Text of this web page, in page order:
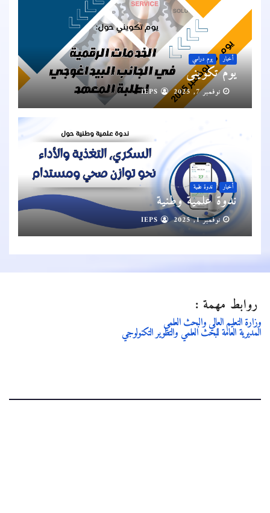
أخبار يوم دراسي
يوم تكويني
نوفمبر 7, 2025
أخبار ندوة علمية
ندوة علمية وطنية
نوفمبر 1, 2025
روابط مهمة :
وزارة التعليم العالي والبحث العلمي
المديرية العامة للبحث العلمي والتطوير التكنولوجي